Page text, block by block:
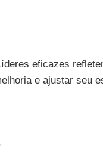
eficazes
e ajustar seu